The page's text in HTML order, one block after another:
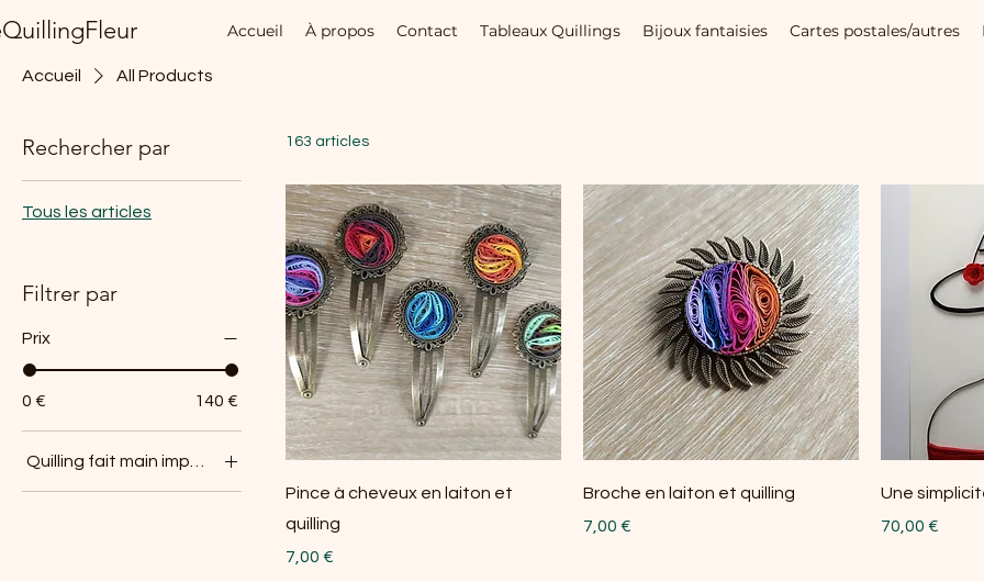
Accueil À propos Contact Tableaux Quillings Bijoux fantaisies Cartes postales/autres
Accueil All Products
Rechercher par
Tous les articles
Filtrer par
Prix
0 € 140 €
Quilling fait main imperméabilisé
163 articles
Pince à cheveux en laiton et
quilling
Prix
7,00 €
Broche en laiton et quilling
Prix
7,00 €
Une
Prix
70,00 €